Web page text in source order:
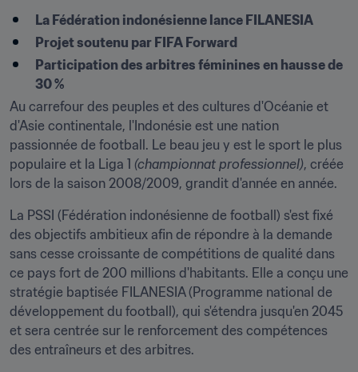
La Fédération indonésienne lance FILANESIA
Projet soutenu par FIFA Forward
Participation des arbitres féminines en hausse de
30 %
Au carrefour des peuples et des cultures d'Océanie et
d'Asie continentale, l'Indonésie est une nation
passionnée de football. Le beau jeu y est le sport le plus
populaire et la Liga 1 (championnat professionnel), créée
lors de la saison 2008/2009, grandit d'année en année.
La PSSI (Fédération indonésienne de football) s'est fixé
des objectifs ambitieux afin de répondre à la demande
sans cesse croissante de compétitions de qualité dans
ce pays fort de 200 millions d'habitants. Elle a conçu une
stratégie baptisée FILANESIA (Programme national de
développement du football), qui s'étendra jusqu'en 2045
et sera centrée sur le renforcement des compétences
des entraîneurs et des arbitres.